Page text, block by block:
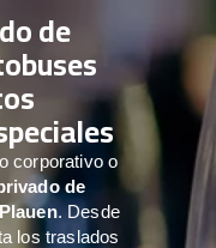
de
corporativo o
de
. Desde
los traslados